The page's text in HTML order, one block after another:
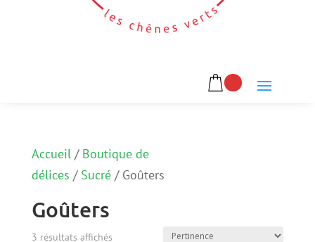
Accueil/ Boutique de
délices / Sucré/ Goûters
Goûters
3 résultats affichés